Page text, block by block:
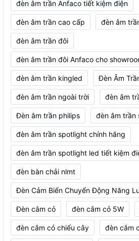
đèn âm trần Anfaco tiết kiệm điện
đèn âm trần cao cấp đèn âm
đèn âm trần đôi
đèn âm trần đôi Anfaco cho
đèn âm trần kingled Đèn Âm
đèn âm trần ngoài trời đèn âm
Đèn âm trần philips đèn âm trần
đèn âm trần spotlight chính hãng
đèn âm trần spotlight led tiết kiệm
đèn bàn chải nlmt
Đèn Cảm Biến Chuyển Động Năng
Đèn cắm cỏ đèn cắm cỏ 5W
đèn cắm cỏ chiếu cây đèn cắm